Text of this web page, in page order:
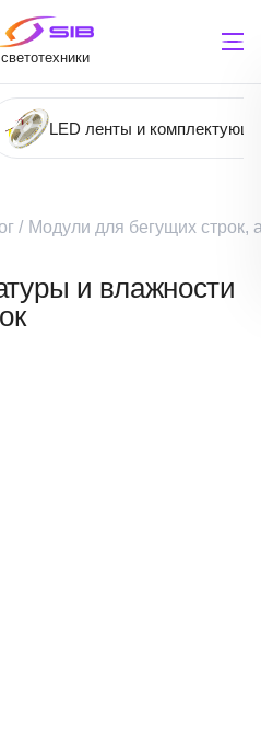
LED ленты и
/ Модули для бегущих строк,
и влажности